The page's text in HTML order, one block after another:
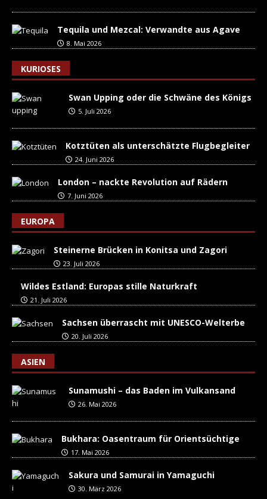
Tequila und Mezcal: Verwandte aus Agave
8. Mai 2026
KURIOSES
Swan Upping oder die Schwäne des Königs
5. Juli 2026
Kotztüten als unterschätzte Flugbegleiter
24. Juni 2026
London – nackte Revolution auf Rädern
7. Juni 2026
EUROPA
Steinerne Brücken in Konitsa und Zagori
23. Juli 2026
Wildes Estland: Europas stille Naturkraft
21. Juli 2026
Sachsen überrascht mit UNESCO-Welterbe
20. Juli 2026
ASIEN
Sunamushi – das Baden im Vulkansand
26. Mai 2026
Bukhara: Oasentraum für Orientsüchtige
17. Mai 2026
Sakura und Samurai in Yamaguchi
30. März 2026